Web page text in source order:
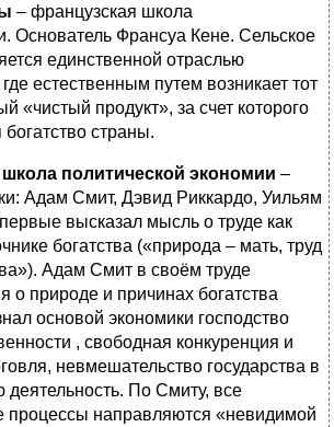
– французская школа
Основатель Франсуа Кене. Сельское
единственной отраслью
естественным путем возникает тот
«чистый продукт», за счет которого
богатство страны.
школа политической экономии –
Адам Смит, Дэвид Риккардо, Уильям
высказал мысль о труде как
богатства («природа – мать, труд
Адам Смит в своём труде
о природе и причинах богатства
основой экономики господство
, свободная конкуренция и
невмешательство государства в
деятельность. По Смиту, все
процессы направляются «невидимой